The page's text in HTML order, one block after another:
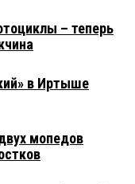
– теперь
в Иртыше
мопедов